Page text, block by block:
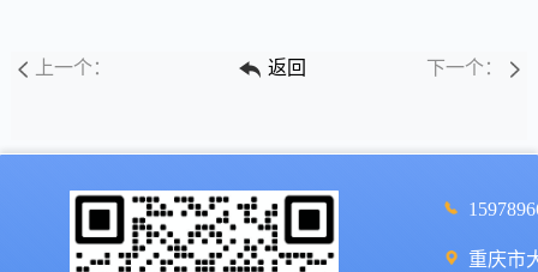
上一个： 返回 下一个：
重庆市